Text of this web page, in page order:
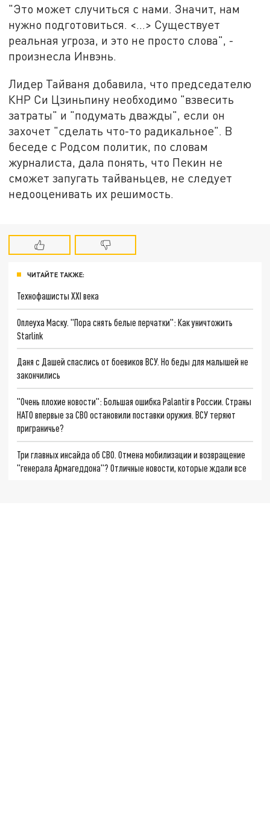
"Это может случиться с нами. Значит, нам
нужно подготовиться. <…> Существует
реальная угроза, и это не просто слова", -
произнесла Инвэнь.
Лидер Тайваня добавила, что председателю
КНР Си Цзиньпину необходимо "взвесить
затраты" и "подумать дважды", если он
захочет "сделать что-то радикальное". В
беседе с Родсом политик, по словам
журналиста, дала понять, что Пекин не
сможет запугать тайваньцев, не следует
недооценивать их решимость.
ЧИТАЙТЕ ТАКЖЕ:
Технофашисты XXI века
Оплеуха Маску. "Пора снять белые перчатки": Как уничтожить
Starlink
Даня с Дашей спаслись от боевиков ВСУ. Но беды для малышей не
закончились
"Очень плохие новости": Большая ошибка Palantir в России. Страны
НАТО впервые за СВО остановили поставки оружия. ВСУ теряют
приграничье?
Три главных инсайда об СВО. Отмена мобилизации и возвращение
"генерала Армагеддона"? Отличные новости, которые ждали все